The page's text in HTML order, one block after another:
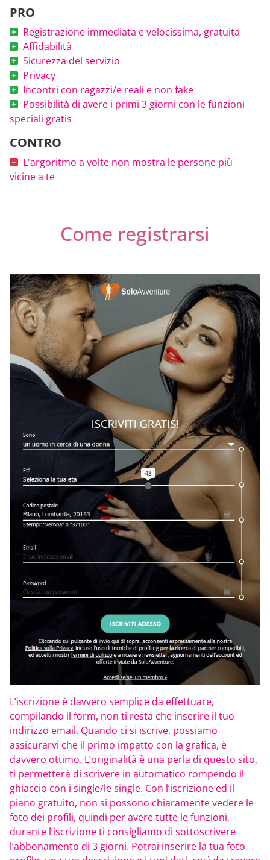
PRO
Registrazione immediata e velocissima, gratuita
Affidabilità
Sicurezza del servizio
Privacy
Incontri con ragazzi/e reali e non fake
Possibilità di avere i primi 3 giorni con le funzioni
speciali gratis
CONTRO
L'argoritmo a volte non mostra le persone più
vicine a te
Come registrarsi
L’iscrizione è davvero semplice da effettuare,
compilando il form, non ti resta che inserire il tuo
indirizzo email. Quando ci si iscrive, possiamo
assicurarvi che il primo impatto con la grafica, è
davvero ottimo. L’originalità è una perla di questo sito,
ti permetterà di scrivere in automatico rompendo il
ghiaccio con i single/le single. Con l’iscrizione ed il
piano gratuito, non si possono chiaramente vedere le
foto dei profili, quindi per avere tutte le funzioni,
durante l’iscrizione ti consigliamo di sottoscrivere
l’abbonamento di 3 giorni. Potrai inserire la tua foto